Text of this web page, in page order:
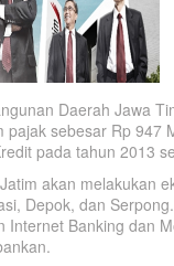
Daerah Jawa
pajak sebesar Rp 947
pada tahun 2013
akan melakukan
Depok, dan
Internet Banking dan